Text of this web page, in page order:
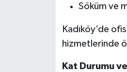
Söküm ve
Kadıköy’de
hizmetlerinde
Kat Durumu